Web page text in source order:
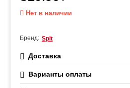
Нет в наличии
Бренд: Spit
Доставка
Варианты оплаты